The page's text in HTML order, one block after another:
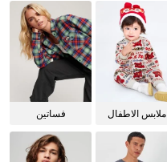
ملابس الاطفال فساتين